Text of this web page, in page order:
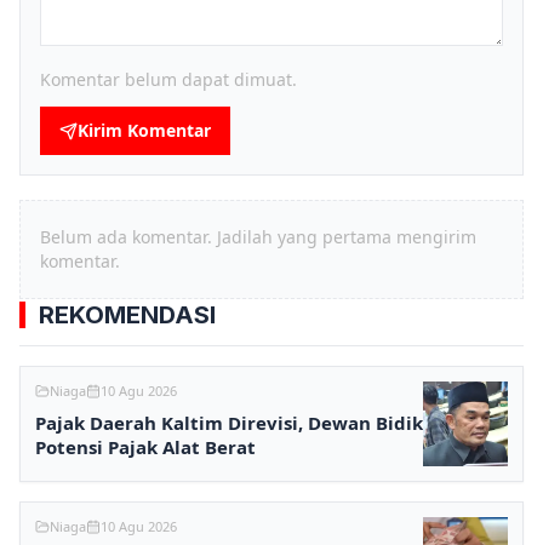
Komentar belum dapat dimuat.
Kirim Komentar
Belum ada komentar. Jadilah yang pertama mengirim
komentar.
REKOMENDASI
Niaga 10 Agu 2026
Pajak Daerah Kaltim Direvisi, Dewan Bidik
Potensi Pajak Alat Berat
Niaga 10 Agu 2026